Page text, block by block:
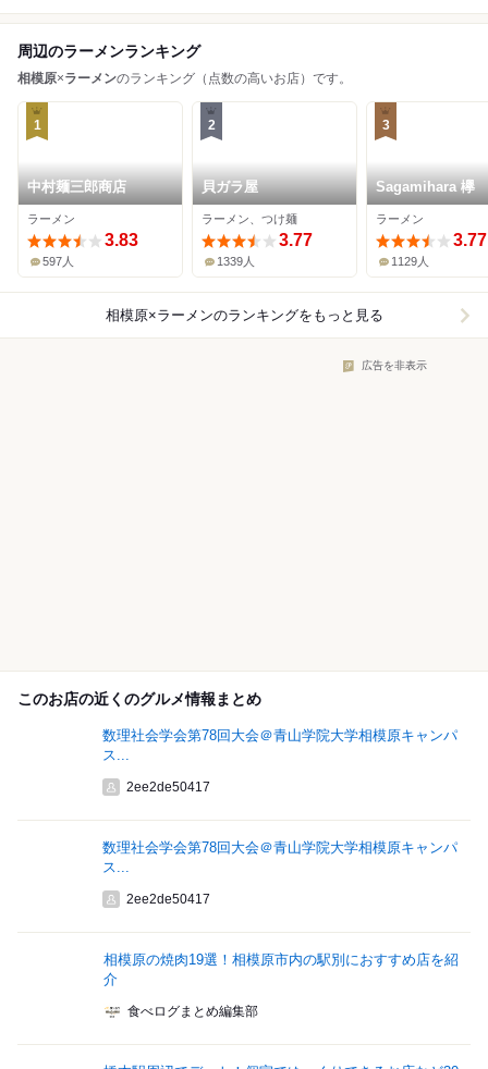
周辺のラーメンランキング
相模原×ラーメンのランキング（点数の高いお店）です。
1
中村麺三郎商店
ラーメン
3.83
597人
2
貝ガラ屋
ラーメン、つけ麺
3.77
1339人
3
Sagamihara 欅
ラーメン
3.77
1129人
相模原×ラーメンのランキングをもっと見る
広告を非表示
このお店の近くのグルメ情報まとめ
数理社会学会第78回大会＠青山学院大学相模原キャンパ
ス...
2ee2de50417
数理社会学会第78回大会＠青山学院大学相模原キャンパ
ス...
2ee2de50417
相模原の焼肉19選！相模原市内の駅別におすすめ店を紹
介
食べログまとめ編集部